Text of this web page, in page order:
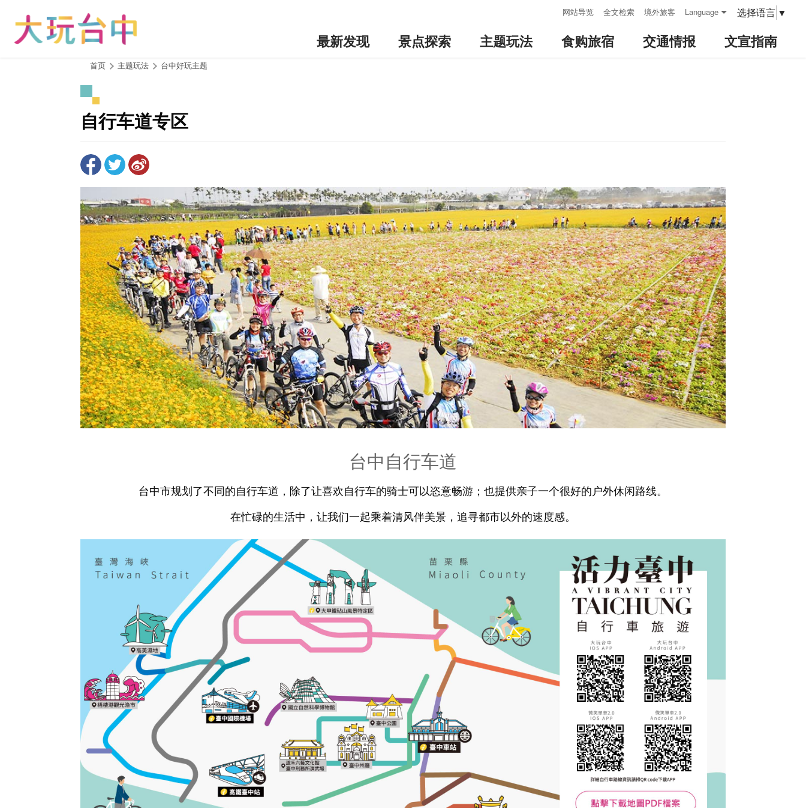
网站导览 全文检索 境外旅客 Language 选择语言 ▼
最新发现 景点探索 主题玩法 食购旅宿 交通情报 文宣指南
首页 主题玩法 台中好玩主题
自行车道专区
台中自行车道
台中市规划了不同的自行车道，除了让喜欢自行车的骑士可以恣意畅游；也提供亲子一个很好的户外休闲路线。
在忙碌的生活中，让我们一起乘着清风伴美景，追寻都市以外的速度感。